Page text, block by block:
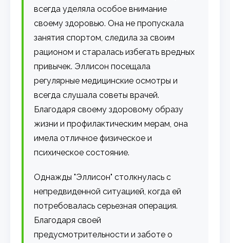
всегда уделяла особое внимание
своему здоровью. Она не пропускала
занятия спортом, следила за своим
рационом и старалась избегать вредных
привычек. Эллисон посещала
регулярные медицинские осмотры и
всегда слушала советы врачей.
Благодаря своему здоровому образу
жизни и профилактическим мерам, она
имела отличное физическое и
психическое состояние.
Однажды "Эллисон" столкнулась с
непредвиденной ситуацией, когда ей
потребовалась серьезная операция.
Благодаря своей
предусмотрительности и заботе о